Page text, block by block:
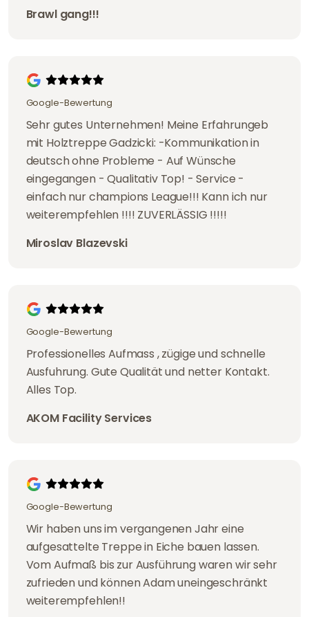
Brawl gang!!!
Google-Bewertung
Sehr gutes Unternehmen! Meine Erfahrungeb
mit Holztreppe Gadzicki: -Kommunikation in
deutsch ohne Probleme - Auf Wünsche
eingegangen - Qualitativ Top! - Service -
einfach nur champions League!!! Kann ich nur
weiterempfehlen !!!! ZUVERLÄSSIG !!!!!
Miroslav Blazevski
Google-Bewertung
Professionelles Aufmass , zügige und schnelle
Ausfuhrung. Gute Qualität und netter Kontakt.
Alles Top.
AKOM Facility Services
Google-Bewertung
Wir haben uns im vergangenen Jahr eine
aufgesattelte Treppe in Eiche bauen lassen.
Vom Aufmaß bis zur Ausführung waren wir sehr
zufrieden und können Adam uneingeschränkt
weiterempfehlen!!